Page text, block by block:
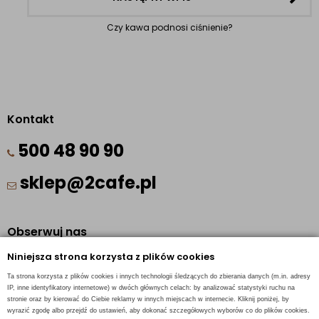
Niniejsza strona korzysta z plików cookies
Ta strona korzysta z plików cookies i innych technologii śledzących do zbierania danych (m.in. adresy
IP, inne identyfikatory internetowe) w dwóch głównych celach: by analizować statystyki ruchu na
stronie oraz by kierować do Ciebie reklamy w innych miejscach w internecie. Kliknij poniżej, by
wyrazić zgodę albo przejdź do ustawień, aby dokonać szczegółowych wyborów co do plików cookies.
Czy kawa podnosi ciśnienie?
Kontakt
500 48 90 90
sklep@2cafe.pl
Obserwuj nas
Facebook
Pinterest
Instagram